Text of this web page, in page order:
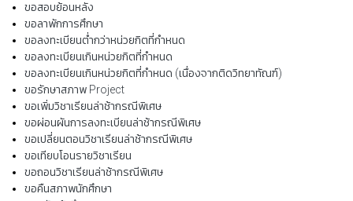
ขอสอบย้อนหลัง
ขอลาพักการศึกษา
ขอลงทะเบียนต่ำกว่าหน่วยกิตที่กำหนด
ขอลงทะเบียนเกินหน่วยกิตที่กำหนด
ขอลงทะเบียนเกินหน่วยกิตที่กำหนด (เนื่องจากติดวิทยาทัณฑ์)
ขอรักษาสภาพ Project
ขอเพิ่มวิชาเรียนล่าช้ากรณีพิเศษ
ขอผ่อนผันการลงทะเบียนล่าช้ากรณีพิเศษ
ขอเปลี่ยนตอนวิชาเรียนล่าช้ากรณีพิเศษ
ขอเทียบโอนรายวิชาเรียน
ขอถอนวิชาเรียนล่าช้ากรณีพิเศษ
ขอคืนสภาพนักศึกษา